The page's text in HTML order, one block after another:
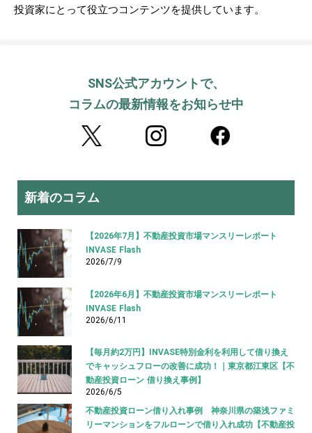
投資家にとって役立つコンテンツを提供しています。
SNS公式アカウントで、
コラムの最新情報をお知らせ中
新着のコラム
【2026年7月】不動産投資市場マンスリーレポート
INVASE Flash
2026/7/9
【2026年6月】不動産投資市場マンスリーレポート
INVASE Flash
2026/6/11
【毎月約2万円】INVASE特別金利を利用して借り換え
でキャッシュフローの改善に成功！｜東京都江東区【不
動産投資ローン 借り換え事例】
2026/6/5
不動産投資ローン借り入れ事例 神奈川県の築浅ファミ
リーマンションをフルローンで借り入れ成功【不動産投